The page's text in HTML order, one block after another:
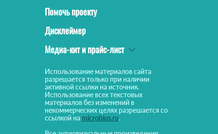
Помочь проекту
Дисклеймер
Медиа-кит и прайс-лист
Использование материалов сайта
разрешается только при наличии
активной ссылки на источник.
Использование всех текстовых
материалов без изменений в
некоммерческих целях разрешается со
ссылкой на microbius.ru.